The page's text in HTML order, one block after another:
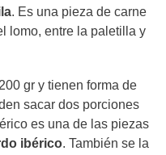
. Es una pieza de carne
lomo, entre la paletilla y
gr y tienen forma de
sacar dos porciones
es una de las piezas
ibérico. También se la